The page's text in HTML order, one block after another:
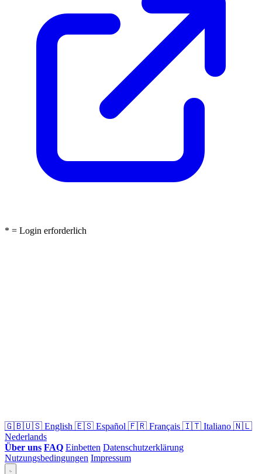
* = Login erforderlich
🇬🇧🇺🇸 English 🇪🇸 Español 🇫🇷 Français 🇮🇹 Italiano 🇳🇱
Nederlands
Über uns FAQ Einbetten Datenschutzerklärung
Nutzungsbedingungen Impressum